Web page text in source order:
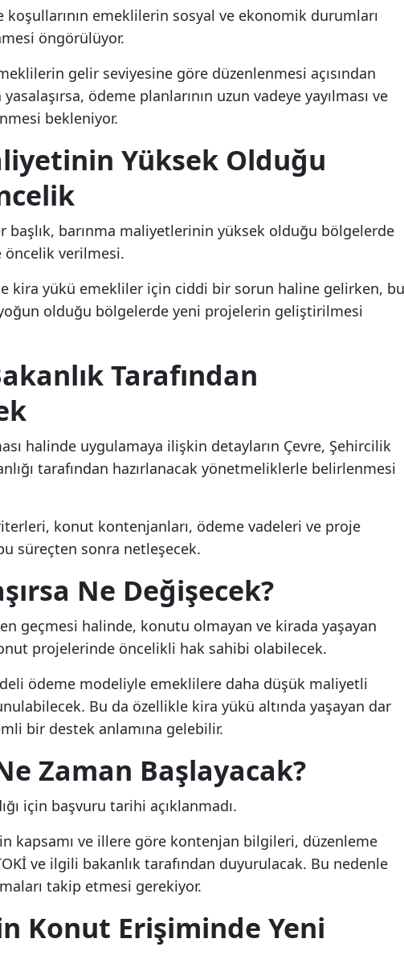
emeklilerin sosyal ve ekonomik durumları
öngörülüyor.
gelir seviyesine göre düzenlenmesi açısından
ödeme planlarının uzun vadeye yayılması ve
bekleniyor.
Yüksek Olduğu
başlık, barınma maliyetlerinin yüksek olduğu bölgelerde
verilmesi.
kira yükü emekliler için ciddi bir sorun haline gelirken, bu
olduğu bölgelerde yeni projelerin geliştirilmesi
Tarafından
halinde uygulamaya ilişkin detayların Çevre, Şehircilik
tarafından hazırlanacak yönetmeliklerle belirlenmesi
konut kontenjanları, ödeme vadeleri ve proje
süreçten sonra netleşecek.
Ne Değişecek?
geçmesi halinde, konutu olmayan ve kirada yaşayan
projelerinde öncelikli hak sahibi olabilecek.
ödeme modeliyle emeklilere daha düşük maliyetli
Bu da özellikle kira yükü altında yaşayan dar
bir destek anlamına gelebilir.
Zaman Başlayacak?
için başvuru tarihi açıklanmadı.
kapsamı ve illere göre kontenjan bilgileri, düzenleme
ve ilgili bakanlık tarafından duyurulacak. Bu nedenle
takip etmesi gerekiyor.
Konut Erişiminde Yeni